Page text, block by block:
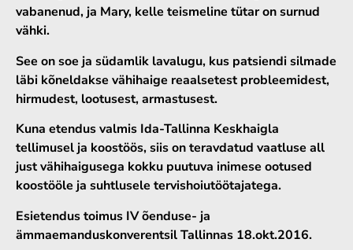
vabanenud, ja Mary, kelle teismeline tütar on surnud
vähki.
See on soe ja südamlik lavalugu, kus patsiendi silmade
läbi kõneldakse vähihaige reaalsetest probleemidest,
hirmudest, lootusest, armastusest.
Kuna etendus valmis Ida-Tallinna Keskhaigla
tellimusel ja koostöös, siis on teravdatud vaatluse all
just vähihaigusega kokku puutuva inimese ootused
koostööle ja suhtlusele tervishoiutöötajatega.
Esietendus toimus IV õenduse- ja
ämmaemanduskonverentsil Tallinnas 18.okt.2016.